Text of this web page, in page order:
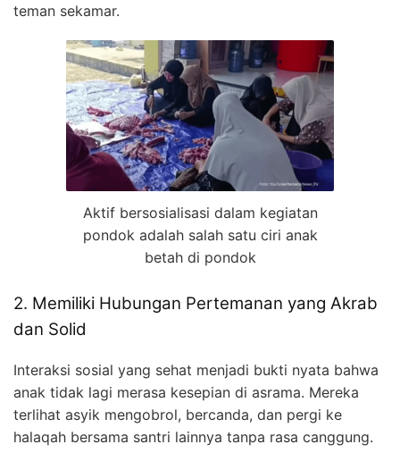
teman sekamar.
Aktif bersosialisasi dalam kegiatan
pondok adalah salah satu ciri anak
betah di pondok
2. Memiliki Hubungan Pertemanan yang Akrab
dan Solid
Interaksi sosial yang sehat menjadi bukti nyata bahwa
anak tidak lagi merasa kesepian di asrama. Mereka
terlihat asyik mengobrol, bercanda, dan pergi ke
halaqah bersama santri lainnya tanpa rasa canggung.